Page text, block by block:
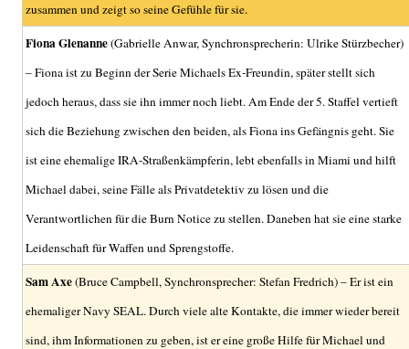
zusammen und zeigt so seine Gefühle für sie.
Fiona Glenanne(Gabrielle Anwar, Synchronsprecherin: Ulrike Stürzbecher)
– Fiona ist zu Beginn der Serie Michaels Ex-Freundin, später stellt sich
jedoch heraus, dass sie ihn immer noch liebt. Am Ende der 5. Staffel vertieft
sich die Beziehung zwischen den beiden, als Fiona ins Gefängnis geht. Sie
ist eine ehemalige IRA-Straßenkämpferin, lebt ebenfalls in Miami und hilft
Michael dabei, seine Fälle als Privatdetektiv zu lösen und die
Verantwortlichen für die Burn Notice zu stellen. Daneben hat sie eine starke
Leidenschaft für Waffen und Sprengstoffe.
Sam Axe(Bruce Campbell, Synchronsprecher: Stefan Fredrich) – Er ist ein
ehemaliger Navy SEAL. Durch viele alte Kontakte, die immer wieder bereit
sind, ihm Informationen zu geben, ist er eine große Hilfe für Michael und